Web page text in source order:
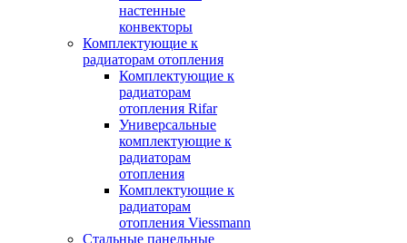
настенные
конвекторы
Комплектующие к
радиаторам отопления
Комплектующие к
радиаторам
отопления Rifar
Универсальные
комплектующие к
радиаторам
отопления
Комплектующие к
радиаторам
отопления Viessmann
Стальные панельные